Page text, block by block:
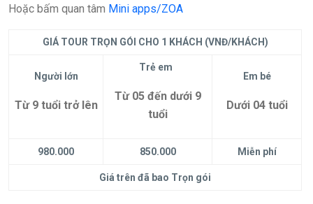
Hoặc bấm quan tâm Mini apps/ZOA
GIÁ TOUR TRỌN GÓI CHO 1 KHÁCH (VNĐ/KHÁCH)
Người lớn
Từ 9 tuổi trở lên
Trẻ em
Từ 05 đến dưới 9
tuổi
Em bé
Dưới 04 tuổi
980.000 850.000 Miễn phí
Giá trên đã bao Trọn gói